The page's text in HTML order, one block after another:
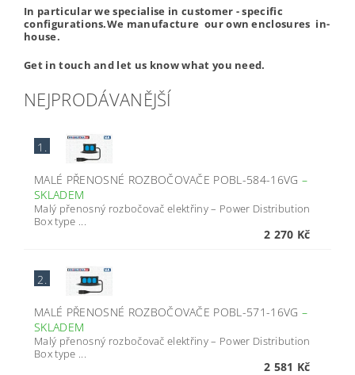
In particular we specialise in customer - specific
configurations.We manufacture our own enclosures in-
house.
Get in touch and let us know what you need.
NEJPRODÁVANĚJŠÍ
1.
MALÉ PŘENOSNÉ ROZBOČOVAČE POBL-584-16VG –
SKLADEM
Malý přenosný rozbočovač elektřiny – Power Distribution
Box type ...
2 270 Kč
2.
MALÉ PŘENOSNÉ ROZBOČOVAČE POBL-571-16VG –
SKLADEM
Malý přenosný rozbočovač elektřiny – Power Distribution
Box type ...
2 581 Kč